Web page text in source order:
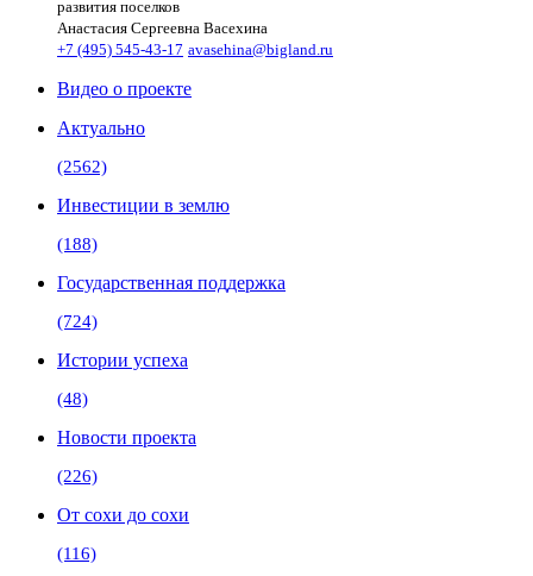
развития поселков
Анастасия Сергеевна Васехина
+7 (495) 545-43-17 avasehina@bigland.ru
Видео о проекте
Актуально
(2562)
Инвестиции в землю
(188)
Государственная поддержка
(724)
Истории успеха
(48)
Новости проекта
(226)
От сохи до сохи
(116)